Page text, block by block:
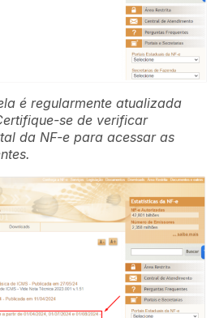
é regularmente atualizada
se de verificar
da NF-e para acessar as